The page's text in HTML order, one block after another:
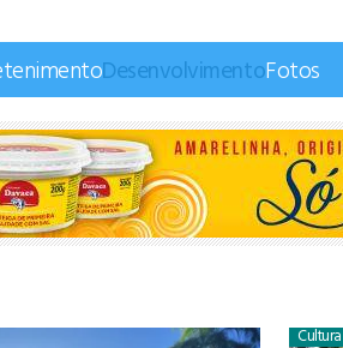
DesenvolvimentoFotos
Cultura